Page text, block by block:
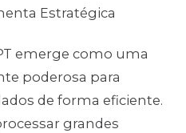
Estratégica
emerge como uma
poderosa para
de forma eficiente.
grandes